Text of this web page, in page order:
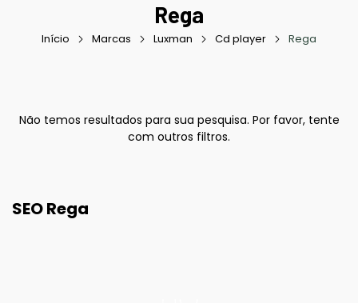
Rega
Início Marcas Luxman Cd player Rega
Não temos resultados para sua pesquisa. Por favor, tente
com outros filtros.
SEO Rega